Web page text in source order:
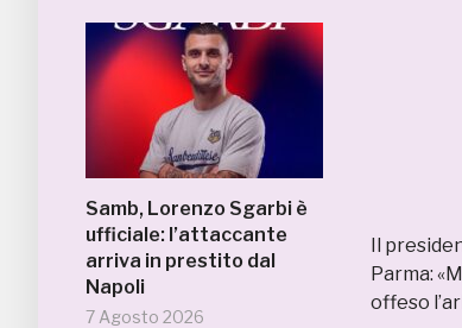
Samb, Lorenzo Sgarbi è
ufficiale: l’attaccante
arriva in prestito dal
Napoli
7 Agosto 2026
Il
Parma:
offeso